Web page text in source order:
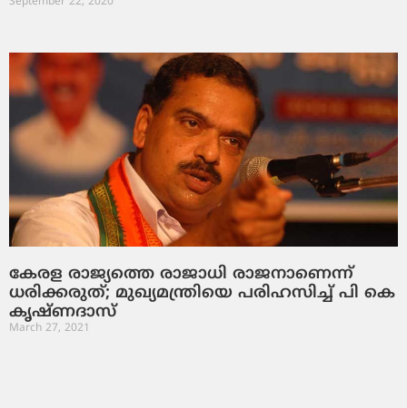
കേരള രാജ്യത്തെ രാജാധി രാജനാണെന്ന്
ധരിക്കരുത്; മുഖ്യമന്ത്രിയെ പരിഹസിച്ച് പി കെ
കൃഷ്ണദാസ്
March 27, 2021